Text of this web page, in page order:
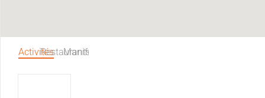
ActivitésRestaurantsManifestations